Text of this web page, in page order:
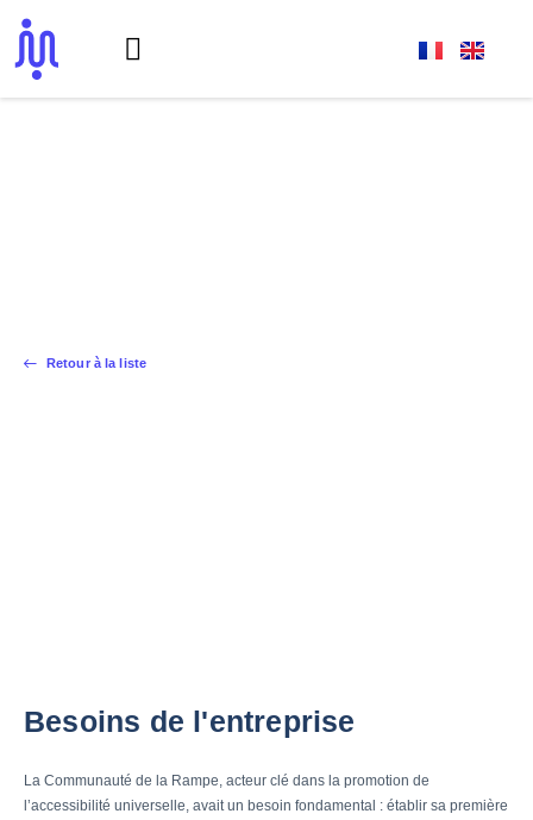
Retour à la liste
Besoins de l'entreprise
La Communauté de la Rampe, acteur clé dans la promotion de
l’accessibilité universelle, avait un besoin fondamental : établir sa première